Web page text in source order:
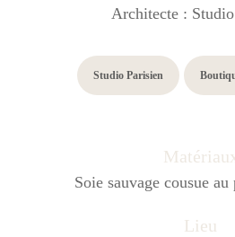
Architecte :
Studio Parisien
Soie sauvage cousue
Lieu